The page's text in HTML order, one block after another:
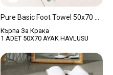
Кърпа За Крака
1 ADET 50X70 AYAK HAVLUSU